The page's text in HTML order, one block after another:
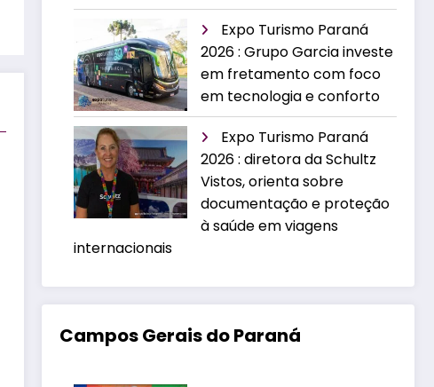
Expo Turismo Paraná
2026 : Grupo Garcia investe
em fretamento com foco
em tecnologia e conforto
Expo Turismo Paraná
2026 : diretora da Schultz
Vistos, orienta sobre
documentação e proteção
à saúde em viagens
internacionais
Campos Gerais do Paraná